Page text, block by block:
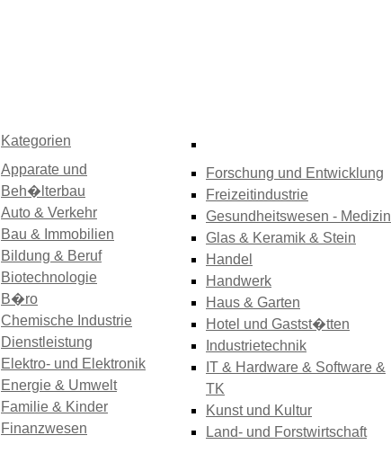
Kategorien
Apparate und
Beh�lterbau
Auto & Verkehr
Bau & Immobilien
Bildung & Beruf
Biotechnologie
B�ro
Chemische Industrie
Dienstleistung
Elektro- und Elektronik
Energie & Umwelt
Familie & Kinder
Finanzwesen
Forschung und Entwicklung
Freizeitindustrie
Gesundheitswesen - Medizin
Glas & Keramik & Stein
Handel
Handwerk
Haus & Garten
Hotel und Gastst�tten
Industrietechnik
IT & Hardware & Software &
TK
Kunst und Kultur
Land- und Forstwirtschaft